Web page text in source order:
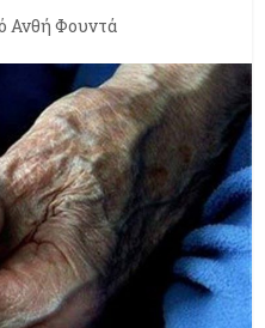
Ανθή Φουντά